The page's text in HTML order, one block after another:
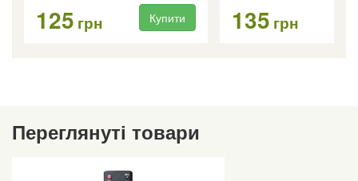
125 грн Купити 135 грн
Переглянуті товари